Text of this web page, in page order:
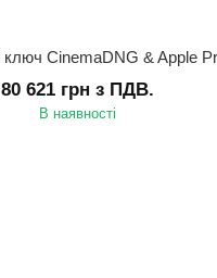
80 621 грн з ПДВ.
В наявності